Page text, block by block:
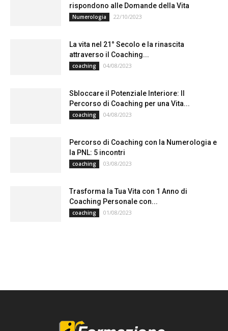
rispondono alle Domande della Vita
Numerologia 22/10/2023
La vita nel 21° Secolo e la rinascita
attraverso il Coaching...
coaching 04/08/2023
Sbloccare il Potenziale Interiore: Il
Percorso di Coaching per una Vita...
coaching 04/08/2023
Percorso di Coaching con la Numerologia e
la PNL: 5 incontri
coaching 03/08/2023
Trasforma la Tua Vita con 1 Anno di
Coaching Personale con...
coaching 01/08/2023